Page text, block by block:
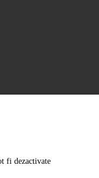
fi dezactivate